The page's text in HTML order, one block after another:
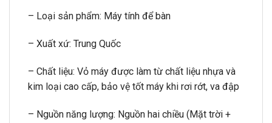
– Loại sản phẩm: Máy tính để bàn
– Xuất xứ: Trung Quốc
– Chất liệu: Vỏ máy được làm từ chất liệu nhựa và
kim loại cao cấp, bảo vệ tốt máy khi rơi rớt, va đập
– Nguồn năng lượng: Nguồn hai chiều (Mặt trời +